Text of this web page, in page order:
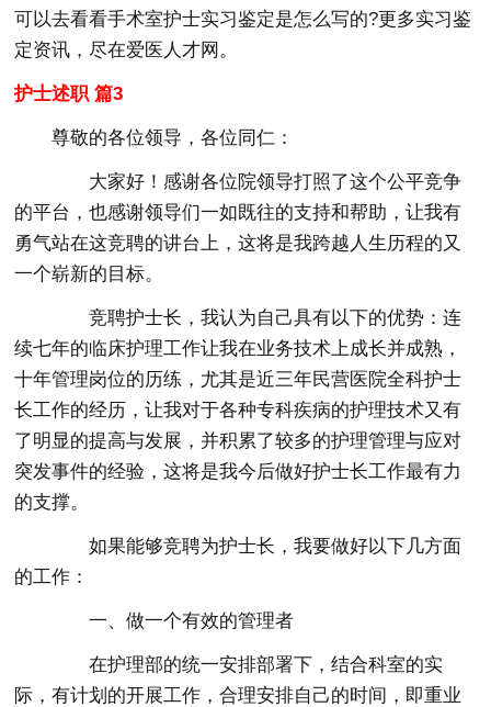
可以去看看手术室护士实习鉴定是怎么写的?更多实习鉴
定资讯，尽在爱医人才网。
护士述职 篇3
尊敬的各位领导，各位同仁：
大家好！感谢各位院领导打照了这个公平竞争
的平台，也感谢领导们一如既往的支持和帮助，让我有
勇气站在这竞聘的讲台上，这将是我跨越人生历程的又
一个崭新的目标。
竞聘护士长，我认为自己具有以下的优势：连
续七年的临床护理工作让我在业务技术上成长并成熟，
十年管理岗位的历练，尤其是近三年民营医院全科护士
长工作的经历，让我对于各种专科疾病的护理技术又有
了明显的提高与发展，并积累了较多的护理管理与应对
突发事件的经验，这将是我今后做好护士长工作最有力
的支撑。
如果能够竞聘为护士长，我要做好以下几方面
的工作：
一、做一个有效的管理者
在护理部的统一安排部署下，结合科室的实
际，有计划的开展工作，合理安排自己的时间，即重业